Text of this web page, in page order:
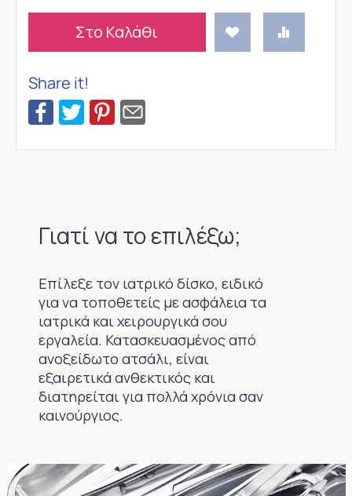
Στο Καλάθι
Share it!
Γιατί να το επιλέξω;
Επίλεξε τον ιατρικό δίσκο, ειδικό
για να τοποθετείς με ασφάλεια τα
ιατρικά και χειρουργικά σου
εργαλεία. Κατασκευασμένος από
ανοξείδωτο ατσάλι, είναι
εξαιρετικά ανθεκτικός και
διατηρείται για πολλά χρόνια σαν
καινούργιος.